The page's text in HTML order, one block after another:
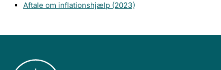
Aftale om inflationshjælp (2023)